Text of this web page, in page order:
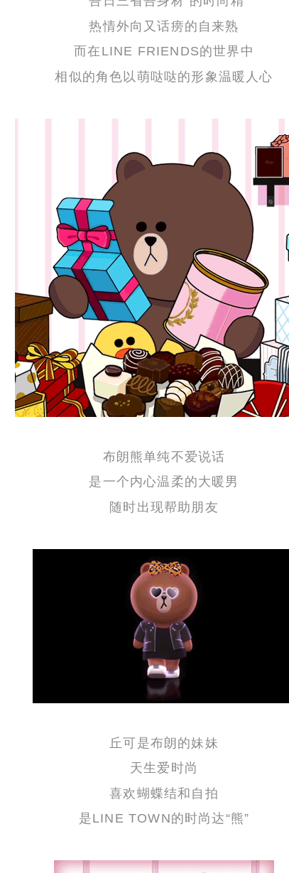
热情外向又话痨的自来熟
而在LINE FRIENDS的世界中
相似的角色以萌哒哒的形象温暖人心
布朗熊单纯不爱说话
是一个内心温柔的大暖男
随时出现帮助朋友
丘可是布朗的妹妹
天生爱时尚
喜欢蝴蝶结和自拍
是LINE TOWN的时尚达“熊”